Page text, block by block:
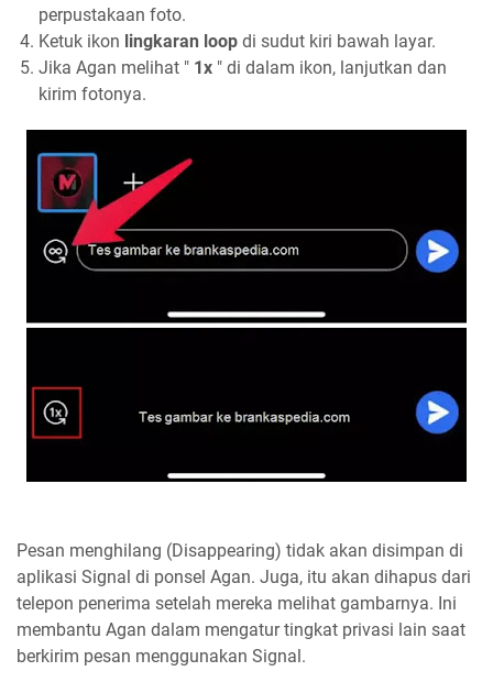
perpustakaan foto.
Ketuk ikon lingkaran loop di sudut kiri bawah layar.
Jika Agan melihat " 1x " di dalam ikon, lanjutkan dan
kirim fotonya.
Pesan menghilang (Disappearing) tidak akan disimpan di
aplikasi Signal di ponsel Agan. Juga, itu akan dihapus dari
telepon penerima setelah mereka melihat gambarnya. Ini
membantu Agan dalam mengatur tingkat privasi lain saat
berkirim pesan menggunakan Signal.